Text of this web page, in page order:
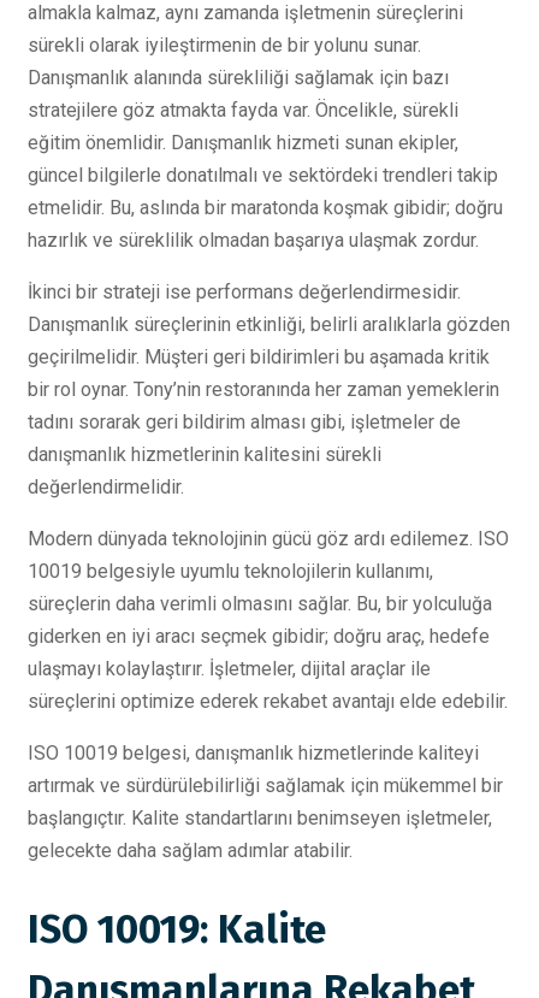
almakla kalmaz, aynı zamanda işletmenin süreçlerini
sürekli olarak iyileştirmenin de bir yolunu sunar.
Danışmanlık alanında sürekliliği sağlamak için bazı
stratejilere göz atmakta fayda var. Öncelikle, sürekli
eğitim önemlidir. Danışmanlık hizmeti sunan ekipler,
güncel bilgilerle donatılmalı ve sektördeki trendleri takip
etmelidir. Bu, aslında bir maratonda koşmak gibidir; doğru
hazırlık ve süreklilik olmadan başarıya ulaşmak zordur.
İkinci bir strateji ise performans değerlendirmesidir.
Danışmanlık süreçlerinin etkinliği, belirli aralıklarla gözden
geçirilmelidir. Müşteri geri bildirimleri bu aşamada kritik
bir rol oynar. Tony’nin restoranında her zaman yemeklerin
tadını sorarak geri bildirim alması gibi, işletmeler de
danışmanlık hizmetlerinin kalitesini sürekli
değerlendirmelidir.
Modern dünyada teknolojinin gücü göz ardı edilemez. ISO
10019 belgesiyle uyumlu teknolojilerin kullanımı,
süreçlerin daha verimli olmasını sağlar. Bu, bir yolculuğa
giderken en iyi aracı seçmek gibidir; doğru araç, hedefe
ulaşmayı kolaylaştırır. İşletmeler, dijital araçlar ile
süreçlerini optimize ederek rekabet avantajı elde edebilir.
ISO 10019 belgesi, danışmanlık hizmetlerinde kaliteyi
artırmak ve sürdürülebilirliği sağlamak için mükemmel bir
başlangıçtır. Kalite standartlarını benimseyen işletmeler,
gelecekte daha sağlam adımlar atabilir.
ISO 10019: Kalite